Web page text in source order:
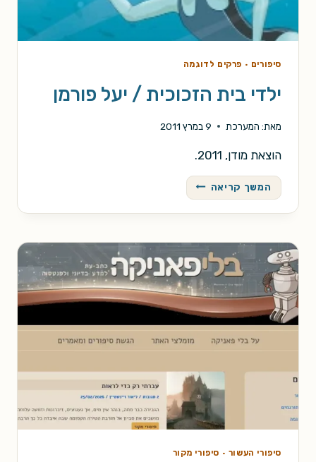
סיפורים · פרקים לדוגמה
ילדי בית הזכוכית / יעל פורמן
מאת: המערכת 9 במרץ 2011
הוצאת מודן, 2011.
המשך קריאה ילדי
בית
הזכוכית
יעל
פורמן
סיפורי העשור · סיפורי מקור